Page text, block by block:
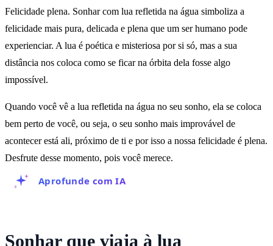
Felicidade plena. Sonhar com lua refletida na água simboliza a
felicidade mais pura, delicada e plena que um ser humano pode
experienciar. A lua é poética e misteriosa por si só, mas a sua
distância nos coloca como se ficar na órbita dela fosse algo
impossível.
Quando você vê a lua refletida na água no seu sonho, ela se coloca
bem perto de você, ou seja, o seu sonho mais improvável de
acontecer está ali, próximo de ti e por isso a nossa felicidade é plena.
Desfrute desse momento, pois você merece.
Aprofunde com IA
Sonhar que viaja à lua